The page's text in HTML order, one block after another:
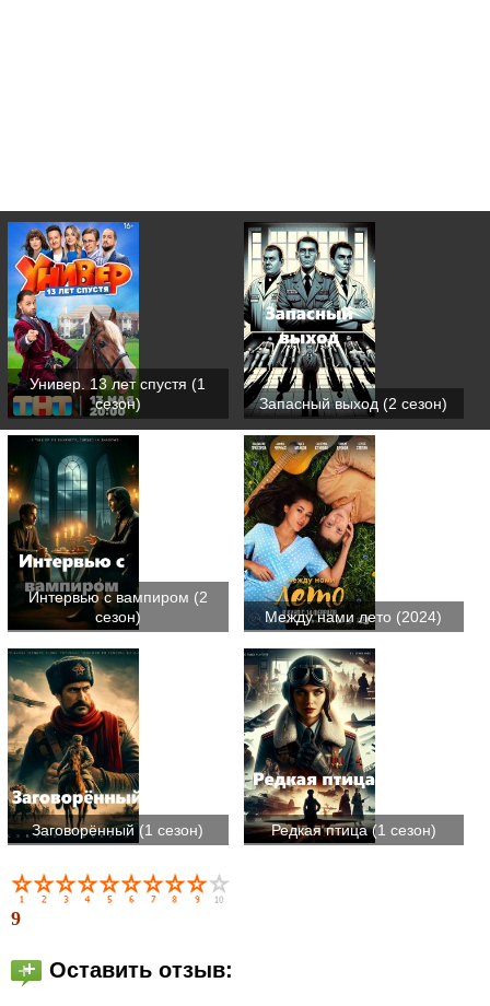
Универ. 13 лет спустя (1
сезон)
Запасный выход (2 сезон)
Интервью с вампиром (2
сезон)
Между нами лето (2024)
Заговорённый (1 сезон) Редкая птица (1 сезон)
9
Оставить отзыв: